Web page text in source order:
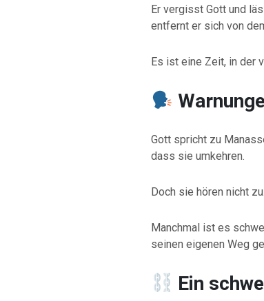
Er vergisst Gott und
entfernt er sich von
Es ist eine Zeit, in der
Gott spricht zu
dass sie umkehren.
Doch sie hören nicht zu.
Manchmal ist es
seinen eigenen Weg
Ein